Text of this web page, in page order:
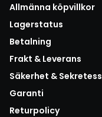
Allmänna köpvillkor
Lagerstatus
Betalning
Frakt & Leverans
Säkerhet & Sekretess
Garanti
Returpolicy